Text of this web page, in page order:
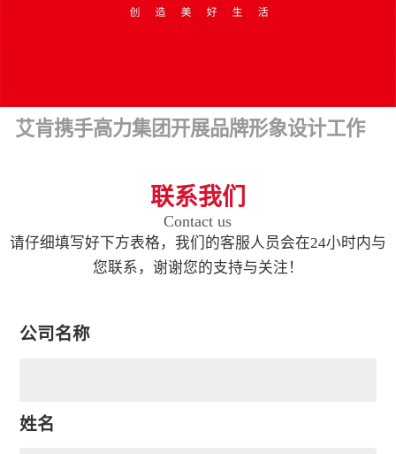
艾肯携手高力集团开展品牌形象设计工作
联系我们
Contact us
请仔细填写好下方表格，我们的客服人员会在24小时内与
您联系，谢谢您的支持与关注！
公司名称
姓名